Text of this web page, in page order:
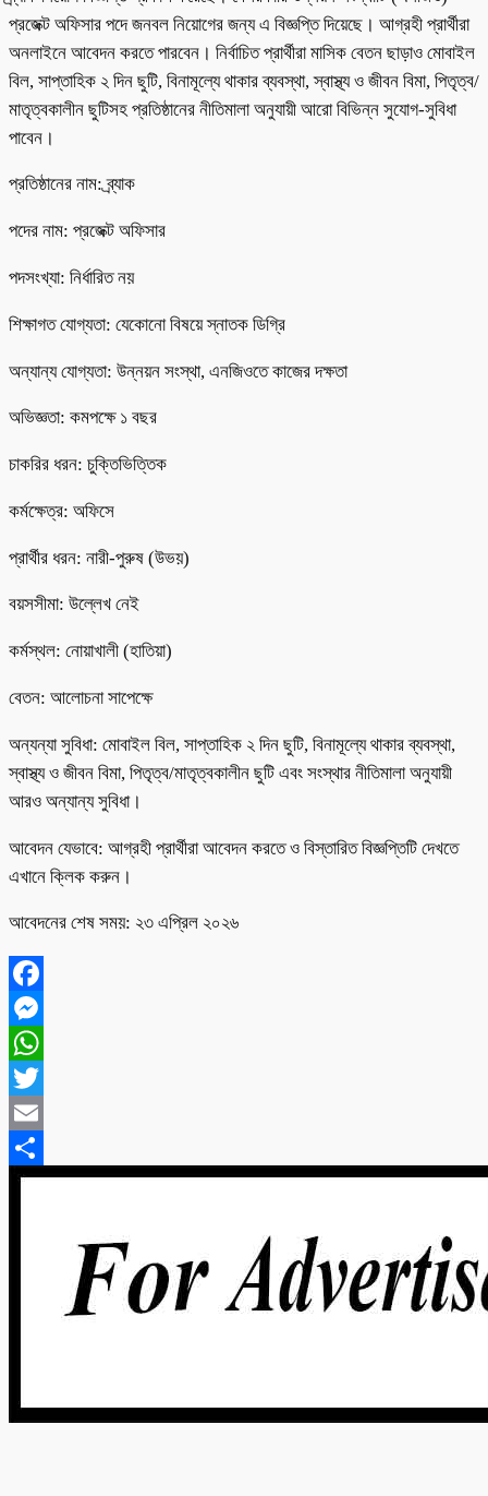
প্রজেক্ট অফিসার পদে জনবল নিয়োগের জন্য এ বিজ্ঞপ্তি দিয়েছে। আগ্রহী প্রার্থীরা
অনলাইনে আবেদন করতে পারবেন। নির্বাচিত প্রার্থীরা মাসিক বেতন ছাড়াও মোবাইল
বিল, সাপ্তাহিক ২ দিন ছুটি, বিনামূল্যে থাকার ব্যবস্থা, স্বাস্থ্য ও জীবন বিমা, পিতৃত্ব/
মাতৃত্বকালীন ছুটিসহ প্রতিষ্ঠানের নীতিমালা অনুযায়ী আরো বিভিন্ন সুযোগ-সুবিধা
পাবেন।
প্রতিষ্ঠানের নাম: ব্র্যাক
পদের নাম: প্রজেক্ট অফিসার
পদসংখ্যা: নির্ধারিত নয়
শিক্ষাগত যোগ্যতা: যেকোনো বিষয়ে স্নাতক ডিগ্রি
অন্যান্য যোগ্যতা: উন্নয়ন সংস্থা, এনজিওতে কাজের দক্ষতা
অভিজ্ঞতা: কমপক্ষে ১ বছর
চাকরির ধরন: চুক্তিভিত্তিক
কর্মক্ষেত্র: অফিসে
প্রার্থীর ধরন: নারী-পুরুষ (উভয়)
বয়সসীমা: উল্লেখ নেই
কর্মস্থল: নোয়াখালী (হাতিয়া)
বেতন: আলোচনা সাপেক্ষে
অন্যন্যা সুবিধা: মোবাইল বিল, সাপ্তাহিক ২ দিন ছুটি, বিনামূল্যে থাকার ব্যবস্থা,
স্বাস্থ্য ও জীবন বিমা, পিতৃত্ব/মাতৃত্বকালীন ছুটি এবং সংস্থার নীতিমালা অনুযায়ী
আরও অন্যান্য সুবিধা।
আবেদন যেভাবে: আগ্রহী প্রার্থীরা আবেদন করতে ও বিস্তারিত বিজ্ঞপ্তিটি দেখতে
এখানে ক্লিক করুন।
আবেদনের শেষ সময়: ২৩ এপ্রিল ২০২৬
Facebook
Messenger
WhatsApp
Twitter
Email
Share